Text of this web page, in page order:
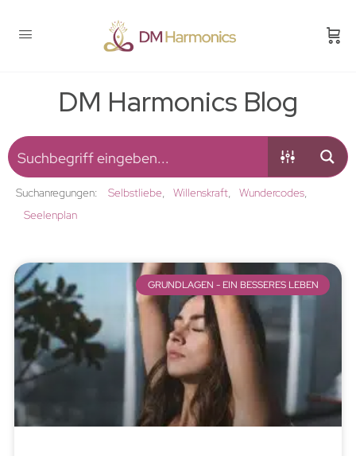
DM Harmonics Blog
Suchanregungen: Selbstliebe Willenskraft
Wundercodes
Seelenplan
GRUNDLAGEN - EIN BESSERES LEBEN